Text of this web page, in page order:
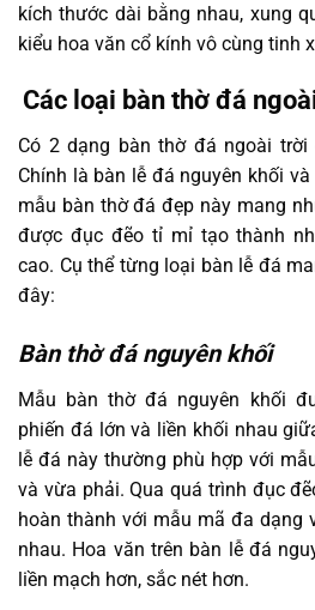
kích thước dài bằng nhau, xung
kiểu hoa văn cổ kính vô cùng tinh
Các loại bàn thờ đá
Có 2 dạng bàn thờ đá ngoài
Chính là bàn lễ đá nguyên khối
mẫu bàn thờ đá đẹp này mang
được đục đẽo tỉ mỉ tạo thành
cao. Cụ thể từng loại bàn lễ đá
đây:
Bàn thờ đá nguyên khối
Mẫu bàn thờ đá nguyên khối
phiến đá lớn và liền khối nhau
lễ đá này thường phù hợp với
và vừa phải. Qua quá trình đục
hoàn thành với mẫu mã đa dạng
nhau. Hoa văn trên bàn lễ đá
liền mạch hơn, sắc nét hơn.